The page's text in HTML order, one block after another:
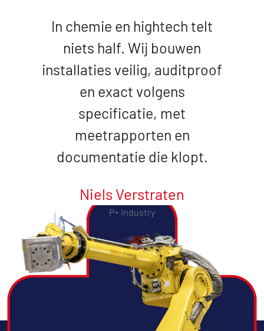
In chemie en hightech telt
niets half. Wij bouwen
installaties veilig, auditproof
en exact volgens
specificatie, met
meetrapporten en
documentatie die klopt.
Niels Verstraten
P+ Industry